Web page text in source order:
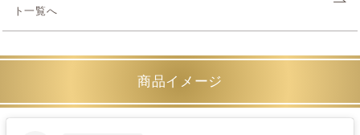
ト一覧へ
商品イメージ